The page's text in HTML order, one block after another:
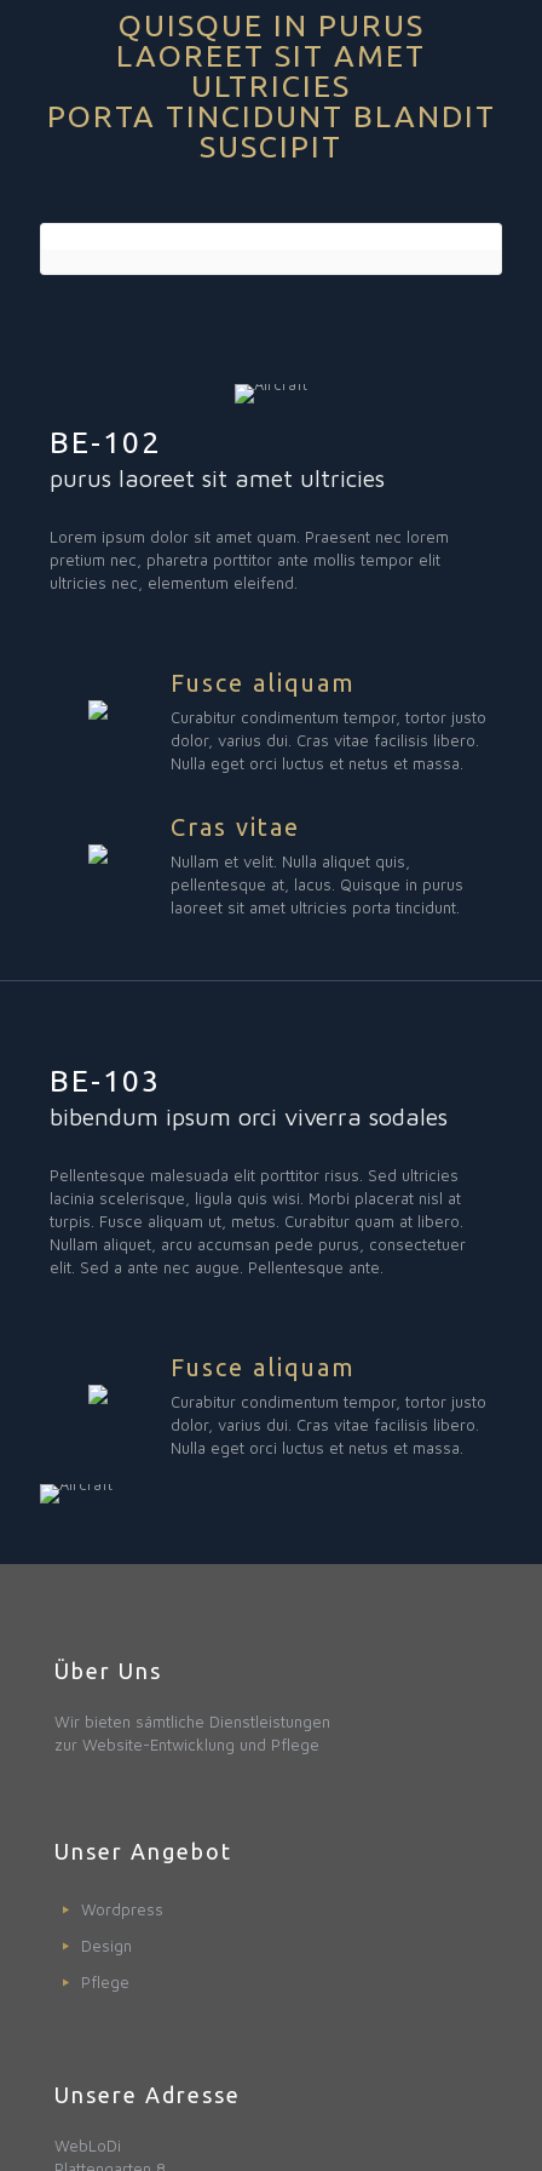
QUISQUE IN PURUS
LAOREET SIT AMET
ULTRICIES
PORTA TINCIDUNT BLANDIT
SUSCIPIT
BE-102
purus laoreet sit amet ultricies
Lorem ipsum dolor sit amet quam. Praesent nec lorem
pretium nec, pharetra porttitor ante mollis tempor elit
ultricies nec, elementum eleifend.
Fusce aliquam
Curabitur condimentum tempor, tortor justo
dolor, varius dui. Cras vitae facilisis libero.
Nulla eget orci luctus et netus et massa.
Cras vitae
Nullam et velit. Nulla aliquet quis,
pellentesque at, lacus. Quisque in purus
laoreet sit amet ultricies porta tincidunt.
BE-103
bibendum ipsum orci viverra sodales
Pellentesque malesuada elit porttitor risus. Sed ultricies
lacinia scelerisque, ligula quis wisi. Morbi placerat nisl at
turpis. Fusce aliquam ut, metus. Curabitur quam at libero.
Nullam aliquet, arcu accumsan pede purus, consectetuer
elit. Sed a ante nec augue. Pellentesque ante.
Fusce aliquam
Curabitur condimentum tempor, tortor justo
dolor, varius dui. Cras vitae facilisis libero.
Nulla eget orci luctus et netus et massa.
Über Uns
Wir bieten sämtliche Dienstleistungen
zur Website-Entwicklung und Pflege
Unser Angebot
Wordpress
Design
Pflege
Unsere Adresse
WebLoDi